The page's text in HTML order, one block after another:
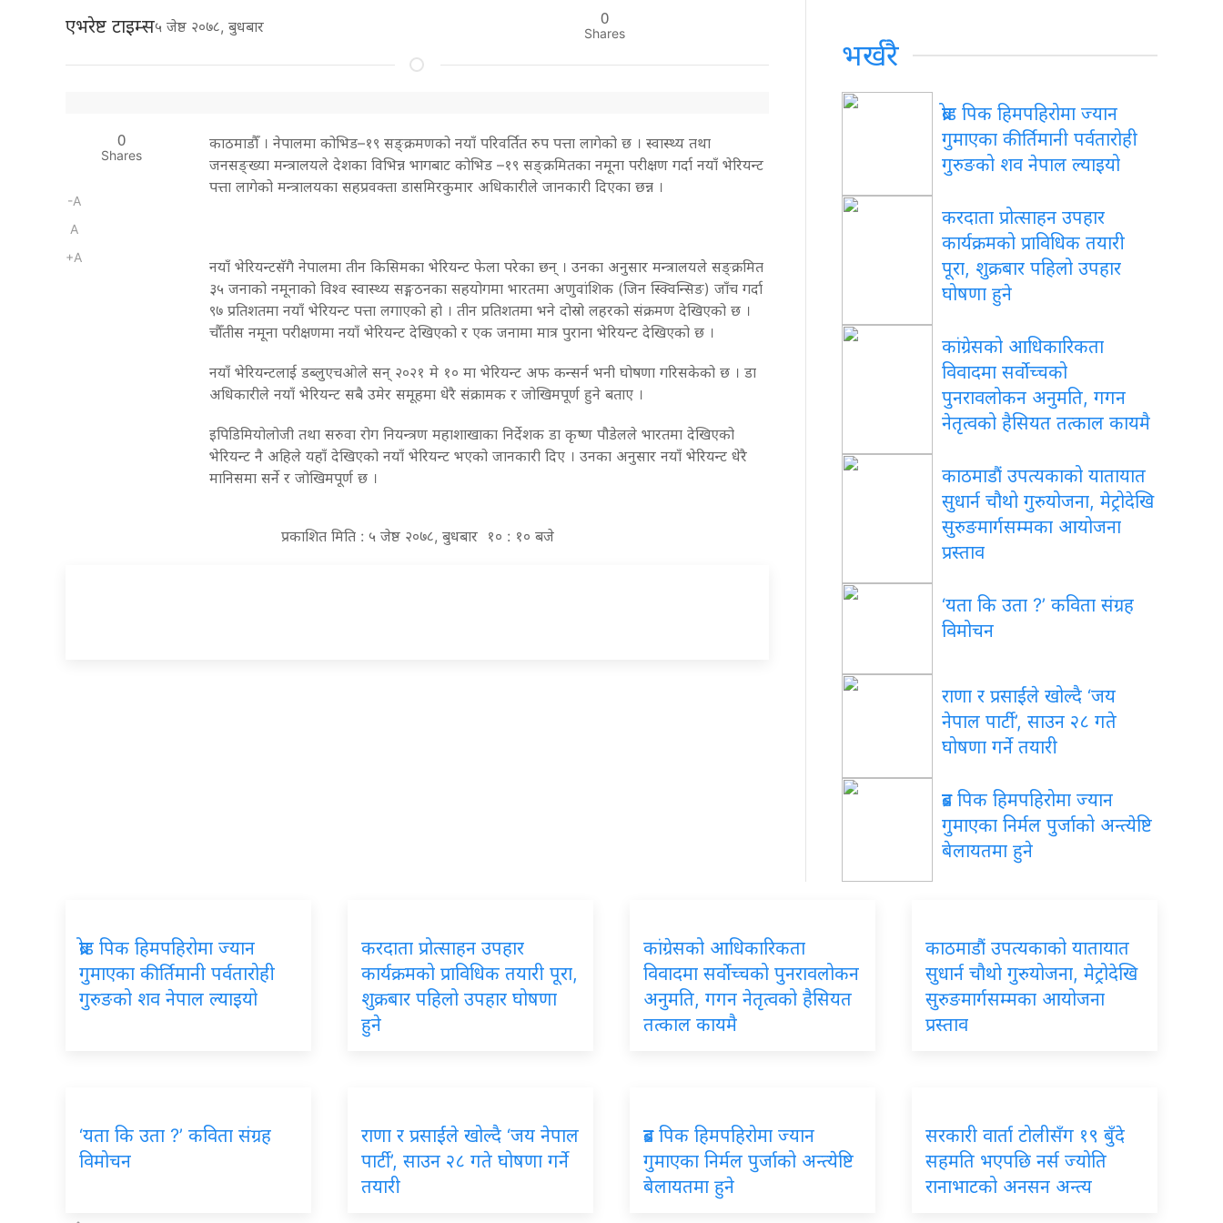
एभरेष्ट टाइम्स५ जेष्ठ २०७८, बुधबार 0
Shares
0
Shares
-A
A
+A
काठमाडौँ । नेपालमा कोभिड–१९ सङ्क्रमणको नयाँ परिवर्तित रुप पत्ता लागेको छ । स्वास्थ्य तथा
जनसङ्ख्या मन्त्रालयले देशका विभिन्न भागबाट कोभिड –१९ सङ्क्रमितका नमूना परीक्षण गर्दा नयाँ भेरियन्ट
पत्ता लागेको मन्त्रालयका सहप्रवक्ता डासमिरकुमार अधिकारीले जानकारी दिएका छन्न ।
नयाँ भेरियन्टसॅगै नेपालमा तीन किसिमका भेरियन्ट फेला परेका छन् । उनका अनुसार मन्त्रालयले सङ्क्रमित
३५ जनाको नमूनाको विश्व स्वास्थ्य सङ्गठनका सहयोगमा भारतमा अणुवांशिक (जिन स्क्विन्सिङ) जाँच गर्दा
९७ प्रतिशतमा नयाँ भेरियन्ट पत्ता लगाएको हो । तीन प्रतिशतमा भने दोस्रो लहरको संक्रमण देखिएको छ ।
चौँतीस नमूना परीक्षणमा नयाँ भेरियन्ट देखिएको र एक जनामा मात्र पुराना भेरियन्ट देखिएको छ ।
नयाँ भेरियन्टलाई डब्लुएचओले सन् २०२१ मे १० मा भेरियन्ट अफ कन्सर्न भनी घोषणा गरिसकेको छ । डा
अधिकारीले नयाँ भेरियन्ट सबै उमेर समूहमा धेरै संक्रामक र जोखिमपूर्ण हुने बताए ।
इपिडिमियोलोजी तथा सरुवा रोग नियन्त्रण महाशाखाका निर्देशक डा कृष्ण पौडेलले भारतमा देखिएको
भेरियन्ट नै अहिले यहाँ देखिएको नयाँ भेरियन्ट भएको जानकारी दिए । उनका अनुसार नयाँ भेरियन्ट धेरै
मानिसमा सर्ने र जोखिमपूर्ण छ ।
प्रकाशित मिति : ५ जेष्ठ २०७८, बुधबार १० : १० बजे
भर्खरै
ब्रोड पिक हिमपहिरोमा ज्यान
गुमाएका कीर्तिमानी पर्वतारोही
गुरुङको शव नेपाल ल्याइयो
करदाता प्रोत्साहन उपहार
कार्यक्रमको प्राविधिक तयारी
पूरा, शुक्रबार पहिलो उपहार
घोषणा हुने
कांग्रेसको आधिकारिकता
विवादमा सर्वोच्चको
पुनरावलोकन अनुमति, गगन
नेतृत्वको हैसियत तत्काल कायमै
काठमाडौं उपत्यकाको यातायात
सुधार्न चौथो गुरुयोजना, मेट्रोदेखि
सुरुङमार्गसम्मका आयोजना
प्रस्ताव
‘यता कि उता ?’ कविता संग्रह
विमोचन
राणा र प्रसाईंले खोल्दै ‘जय
नेपाल पार्टी’, साउन २८ गते
घोषणा गर्ने तयारी
ब्रड पिक हिमपहिरोमा ज्यान
गुमाएका निर्मल पुर्जाको अन्त्येष्टि
बेलायतमा हुने
ब्रोड पिक हिमपहिरोमा ज्यान
गुमाएका कीर्तिमानी पर्वतारोही
गुरुङको शव नेपाल ल्याइयो
करदाता प्रोत्साहन उपहार
कार्यक्रमको प्राविधिक तयारी पूरा,
शुक्रबार पहिलो उपहार घोषणा
हुने
कांग्रेसको आधिकारिकता
विवादमा सर्वोच्चको पुनरावलोकन
अनुमति, गगन नेतृत्वको हैसियत
तत्काल कायमै
काठमाडौं उपत्यकाको यातायात
सुधार्न चौथो गुरुयोजना, मेट्रोदेखि
सुरुङमार्गसम्मका आयोजना
प्रस्ताव
‘यता कि उता ?’ कविता संग्रह
विमोचन
राणा र प्रसाईंले खोल्दै ‘जय नेपाल
पार्टी’, साउन २८ गते घोषणा गर्ने
तयारी
ब्रड पिक हिमपहिरोमा ज्यान
गुमाएका निर्मल पुर्जाको अन्त्येष्टि
बेलायतमा हुने
सरकारी वार्ता टोलीसँग १९ बुँदे
सहमति भएपछि नर्स ज्योति
रानाभाटको अनसन अन्त्य